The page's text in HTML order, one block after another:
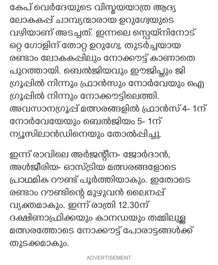
കേപ് വെർദേയുടെ വിസ്മയയാത്ര ആദ്യ
ലോകകപ്പ് ചാമ്പ്യന്മാരായ ഉറുഗ്വേയുടെ
വഴിയാണ് അടച്ചത്. ഇന്നലെ സ്പെയ്‌നിനോട്
ഒറ്റ ഗോളിന് തോറ്റ ഉറുഗ്വേ, തുടർച്ചയായ
രണ്ടാം ലോകകപ്പിലും നോക്കൗട്ട് കാണാതെ
പുറത്തായി. ബെൽജിയവും ഈജിപ്തും ജി
ഗ്രൂപ്പിൽ നിന്നും ഫ്രാൻസും നോർവേയും ഐ
ഗ്രൂപ്പിൽ നിന്നും നോക്കൗട്ടിലെത്തി.
അവസാനഗ്രൂപ്പ് മത്സരങ്ങളിൽ ഫ്രാൻസ് 4- 1ന്
നോർവേയേയും ബെൽജിയം 5- 1ന്
ന്യൂസിലാൻഡിനെയും തോൽപ്പിച്ചു.
ഇന്ന് രാവിലെ അർജന്റീന- ജോർദാൻ,
അൾജീരിയ- ഓസ്ട്രിയ മത്സരങ്ങളോടെ
പ്രാഥമിക റൗണ്ട് പൂർത്തിയാകും. ഇതോടെ
രണ്ടാം റൗണ്ടിന്റെ മുഴുവൻ ലൈനപ്പ്
വ്യക്തമാകും. ഇന്ന് രാത്രി 12.30ന്
ദക്ഷിണാഫ്രിക്കയും കാനഡയും തമ്മിലുള്ള
മത്സരത്തോടെ നോക്കൗട്ട് പോരാട്ടങ്ങൾക്ക്
തുടക്കമാകും.
ADVERTISEMENT